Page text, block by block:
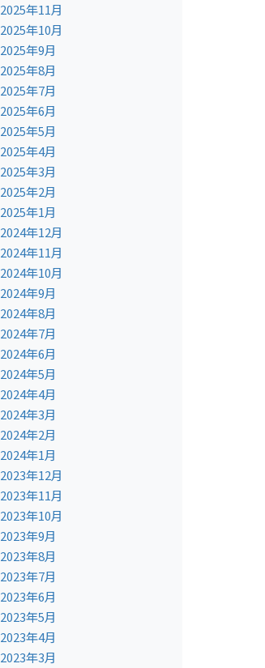
2025年11月
2025年10月
2025年9月
2025年8月
2025年7月
2025年6月
2025年5月
2025年4月
2025年3月
2025年2月
2025年1月
2024年12月
2024年11月
2024年10月
2024年9月
2024年8月
2024年7月
2024年6月
2024年5月
2024年4月
2024年3月
2024年2月
2024年1月
2023年12月
2023年11月
2023年10月
2023年9月
2023年8月
2023年7月
2023年6月
2023年5月
2023年4月
2023年3月